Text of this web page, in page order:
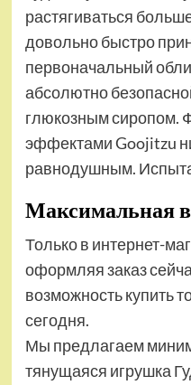
растягиваться
довольно быстро
первоначальный
абсолютно
глюкозным сиропом.
эффектами Goojitzu
равнодушным.
Максимальная
Только в интернет-
оформляя заказ
возможность купить
сегодня.
Мы предлагаем
тянущаяся игрушка